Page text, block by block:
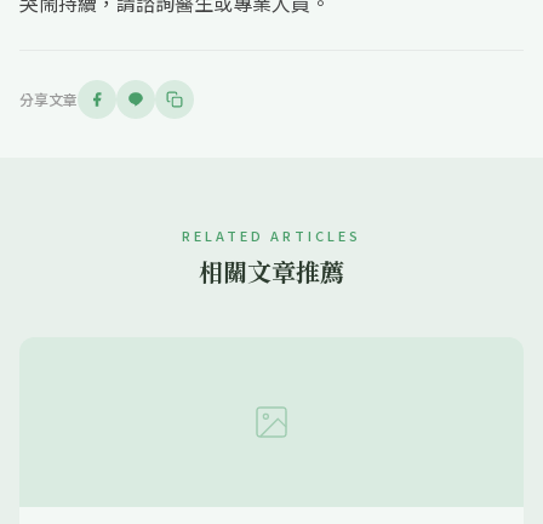
分享文章
RELATED ARTICLES
相關文章推薦